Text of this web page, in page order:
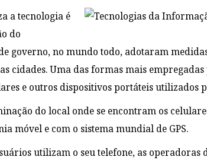
a tecnologia é
do
governo, no mundo todo, adotaram
cidades. Uma das formas mais
e outros dispositivos portáteis utilizados
do local onde se encontram os
móvel e com o sistema mundial de GPS.
utilizam o seu telefone, as